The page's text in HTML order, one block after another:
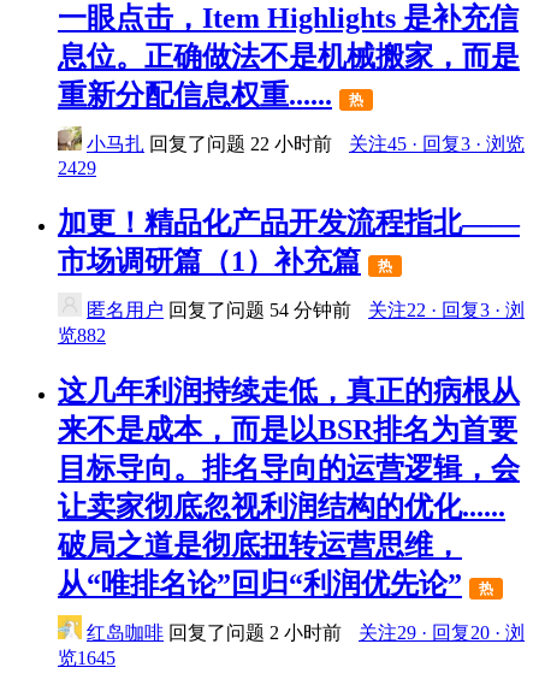
一眼点击，Item Highlights 是补充信
息位。正确做法不是机械搬家，而是
重新分配信息权重......
热
小马扎 回复了问题 22 小时前
关注45 · 回复3 · 浏览
2429
加更！精品化产品开发流程指北——
市场调研篇（1）补充篇
热
匿名用户 回复了问题 54 分钟前
关注22 · 回复3 · 浏
览882
这几年利润持续走低，真正的病根从
来不是成本，而是以BSR排名为首要
目标导向。排名导向的运营逻辑，会
让卖家彻底忽视利润结构的优化......
破局之道是彻底扭转运营思维，
从“唯排名论”回归“利润优先论”
热
红岛咖啡 回复了问题 2 小时前
关注29 · 回复20 · 浏
览1645